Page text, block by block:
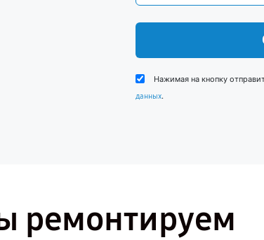
Нажимая на кнопку
данных.
ремонтируем